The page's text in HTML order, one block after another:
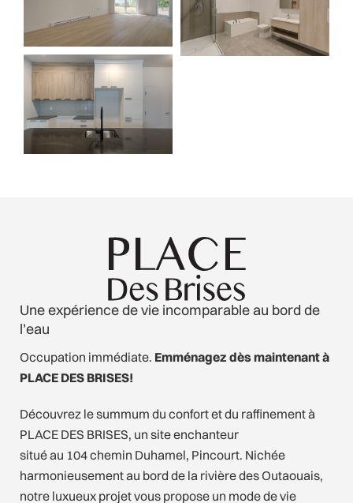
Une expérience de vie incomparable au bord de
l’eau
Occupation immédiate. Emménagez dès maintenant à
PLACE DES BRISES!
Découvrez le summum du confort et du raffinement à
PLACE DES BRISES, un site enchanteur
situé au 104 chemin Duhamel, Pincourt. Nichée
harmonieusement au bord de la rivière des Outaouais,
notre luxueux projet vous propose un mode de vie